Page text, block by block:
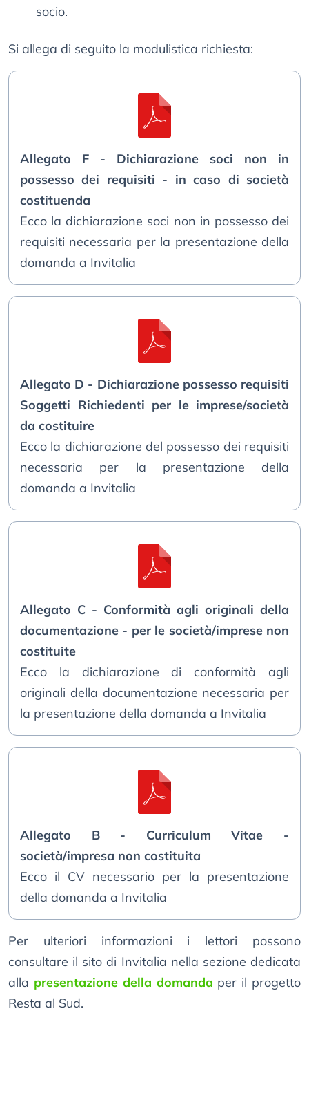
socio.
Si allega di seguito la modulistica richiesta:
Allegato F - Dichiarazione soci non in
possesso dei requisiti - in caso di società
costituenda
Ecco la dichiarazione soci non in possesso dei
requisiti necessaria per la presentazione della
domanda a Invitalia
Allegato D - Dichiarazione possesso requisiti
Soggetti Richiedenti per le imprese/società
da costituire
Ecco la dichiarazione del possesso dei requisiti
necessaria per la presentazione della
domanda a Invitalia
Allegato C - Conformità agli originali della
documentazione - per le società/imprese non
costituite
Ecco la dichiarazione di conformità agli
originali della documentazione necessaria per
la presentazione della domanda a Invitalia
Allegato B - Curriculum Vitae -
società/impresa non costituita
Ecco il CV necessario per la presentazione
della domanda a Invitalia
Per ulteriori informazioni i lettori possono
consultare il sito di Invitalia nella sezione dedicata
alla presentazione della domanda per il progetto
Resta al Sud.